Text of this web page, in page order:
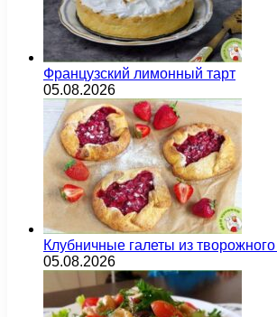
Французский лимонный тарт
05.08.2026
Клубничные галеты из творожного
05.08.2026